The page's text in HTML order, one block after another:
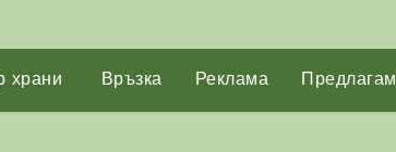
храни Връзка Реклама Предлагам